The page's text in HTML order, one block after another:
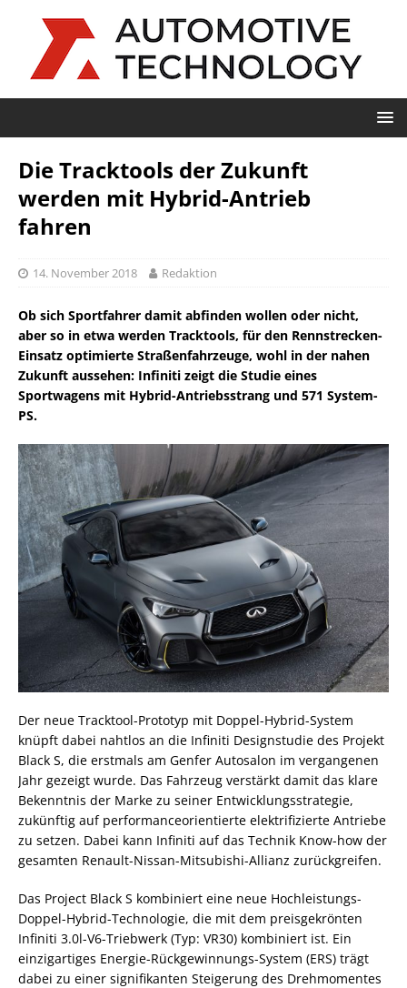
Die Tracktools der Zukunft
werden mit Hybrid-Antrieb
fahren
14. November 2018 Redaktion
Ob sich Sportfahrer damit abfinden wollen oder nicht,
aber so in etwa werden Tracktools, für den Rennstrecken-
Einsatz optimierte Straßenfahrzeuge, wohl in der nahen
Zukunft aussehen: Infiniti zeigt die Studie eines
Sportwagens mit Hybrid-Antriebsstrang und 571 System-
PS.
Der neue Tracktool-Prototyp mit Doppel-Hybrid-System
knüpft dabei nahtlos an die Infiniti Designstudie des Projekt
Black S, die erstmals am Genfer Autosalon im vergangenen
Jahr gezeigt wurde. Das Fahrzeug verstärkt damit das klare
Bekenntnis der Marke zu seiner Entwicklungsstrategie,
zukünftig auf performanceorientierte elektrifizierte Antriebe
zu setzen. Dabei kann Infiniti auf das Technik Know-how der
gesamten Renault-Nissan-Mitsubishi-Allianz zurückgreifen.
Das Project Black S kombiniert eine neue Hochleistungs-
Doppel-Hybrid-Technologie, die mit dem preisgekrönten
Infiniti 3.0l-V6-Triebwerk (Typ: VR30) kombiniert ist. Ein
einzigartiges Energie-Rückgewinnungs-System (ERS) trägt
dabei zu einer signifikanten Steigerung des Drehmomentes